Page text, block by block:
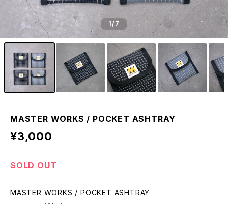
1/7
MASTER WORKS / POCKET ASHTRAY
¥3,000
SOLD OUT
MASTER WORKS / POCKET ASHTRAY